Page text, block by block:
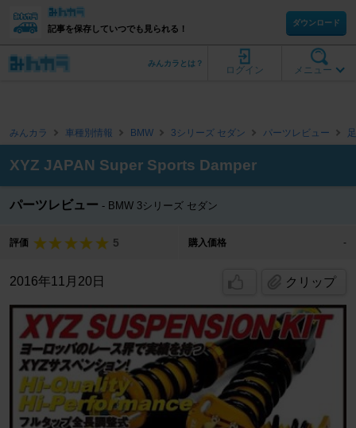
記事を保存していつでも見られる！
ダウンロード
メニュー
ログイン
みんカラとは？
みんカラ 車種別情報 BMW 3シリーズ セダン パーツレビュー
XYZ JAPAN Super Sports Damper
パーツレビュー BMW 3シリーズ セダン
評価 5 購入価格 -
2016年11月20日 クリップ